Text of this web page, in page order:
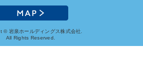
© 岩泉ホールディングス株式会社.
All Rights Reserved.